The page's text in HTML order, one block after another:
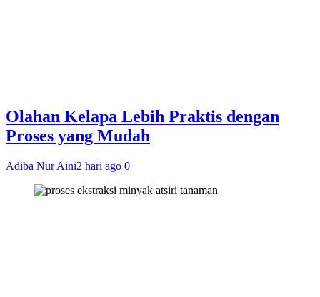
Olahan Kelapa Lebih Praktis dengan
Proses yang Mudah
Adiba Nur Aini2 hari ago 0